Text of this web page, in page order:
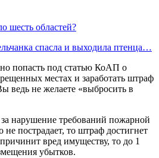
шесть областей?
спасла и выходила птенца…
попасть под статью КоАП о
местах и заработать штраф
ведь не желаете «выбросить в
нарушение требований пожарной
не пострадает, то штраф достигнет
вред имуществу, то до 1
убытков.